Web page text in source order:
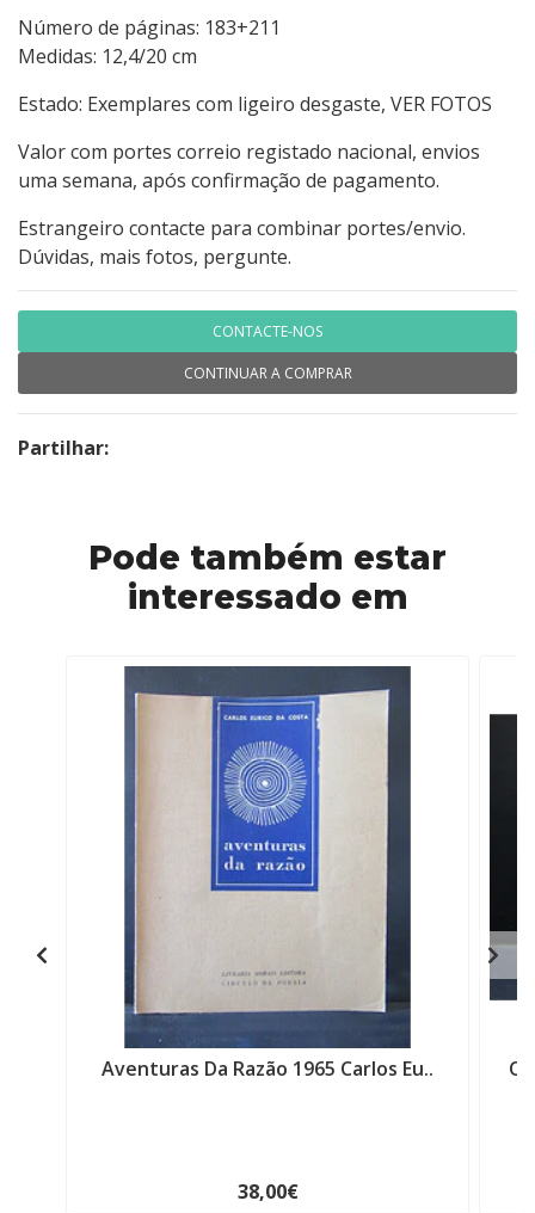
Número de páginas: 183+211
Medidas: 12,4/20 cm
Estado: Exemplares com ligeiro desgaste, VER FOTOS
Valor com portes correio registado nacional, envios
uma semana, após confirmação de pagamento.
Estrangeiro contacte para combinar portes/envio.
Dúvidas, mais fotos, pergunte.
CONTACTE-NOS
CONTINUAR A COMPRAR
Partilhar:
Pode também estar
interessado em
Aventuras Da Razão 1965 Carlos Eu..
38,00€